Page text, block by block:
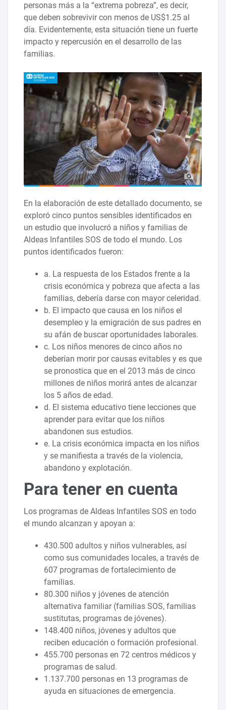
personas más a la “extrema pobreza”, es decir,
que deben sobrevivir con menos de US$1.25 al
día. Evidentemente, esta situación tiene un fuerte
impacto y repercusión en el desarrollo de las
familias.
En la elaboración de este detallado documento, se
exploró cinco puntos sensibles identificados en
un estudio que involucró a niños y familias de
Aldeas Infantiles SOS de todo el mundo. Los
puntos identificados fueron:
a. La respuesta de los Estados frente a la
crisis económica y pobreza que afecta a las
familias, debería darse con mayor celeridad.
b. El impacto que causa en los niños el
desempleo y la emigración de sus padres en
su afán de buscar oportunidades laborales.
c. Los niños menores de cinco años no
deberían morir por causas evitables y es que
se pronostica que en el 2013 más de cinco
millones de niños morirá antes de alcanzar
los 5 años de edad.
d. El sistema educativo tiene lecciones que
aprender para evitar que los niños
abandonen sus estudios.
e. La crisis económica impacta en los niños
y se manifiesta a través de la violencia,
abandono y explotación.
Para tener en cuenta
Los programas de Aldeas Infantiles SOS en todo
el mundo alcanzan y apoyan a:
430.500 adultos y niños vulnerables, así
como sus comunidades locales, a través de
607 programas de fortalecimiento de
familias.
80.300 niños y jóvenes de atención
alternativa familiar (familias SOS, familias
sustitutas, programas de jóvenes).
148.400 niños, jóvenes y adultos que
reciben educación o formación profesional.
455.700 personas en 72 centros médicos y
programas de salud.
1.137.700 personas en 13 programas de
ayuda en situaciones de emergencia.